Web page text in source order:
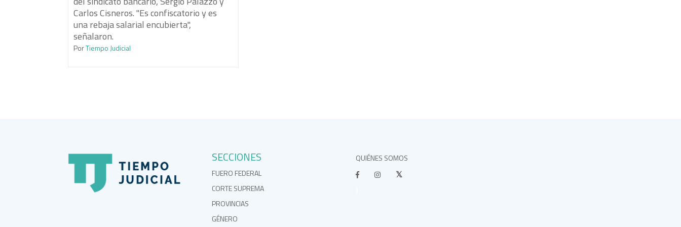
Carlos Cisneros. "Es confiscatorio y es
una rebaja salarial encubierta",
señalaron.
PorTiempo Judicial
SECCIONES
FUERO FEDERAL
CORTE SUPREMA
PROVINCIAS
GÉNERO
QUIÉNES SOMOS